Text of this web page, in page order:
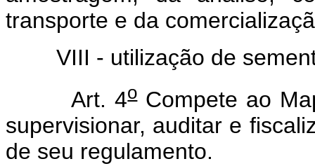
transporte e da
VIII - utilização de
Art. 4oCompete ao
supervisionar, auditar e
de seu regulamento.